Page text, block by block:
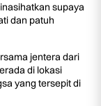
supaya
dan patuh
jentera dari
di lokasi
yang tersepit di